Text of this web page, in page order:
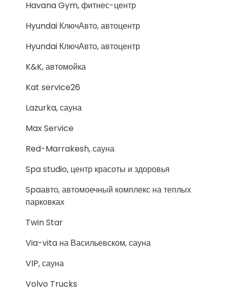
Havana Gym, фитнес-центр
Hyundai КлючАвто, автоцентр
Hyundai КлючАвто, автоцентр
K&K, автомойка
Kat service26
Lazurka, сауна
Max Service
Red-Marrakesh, сауна
Spa studio, центр красоты и здоровья
Spaавто, автомоечный комплекс на теплых
парковках
Twin Star
Via-vita на Васильевском, сауна
VIP, сауна
Volvo Trucks